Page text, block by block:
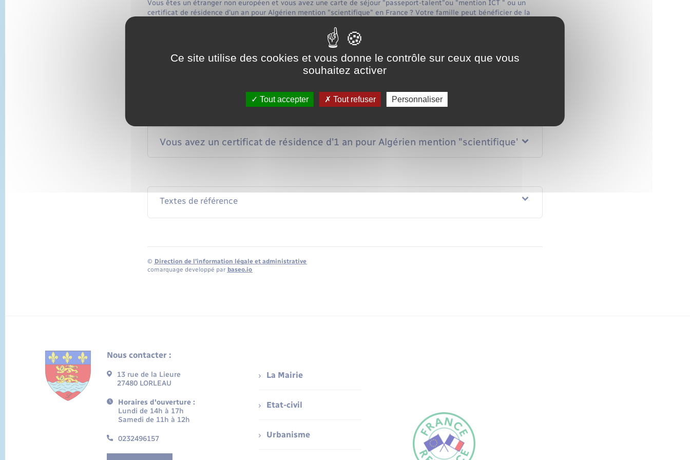
Vous êtes un étranger non européen et vous avez une carte de séjour "passeport-talent"ou "mention ICT " ou un
certificat de résidence d'un an pour Algérien mention "scientifique" en France ? Votre famille peut bénéficier de la
Tout replier Tout déplier
Vous avez un certificat de résidence d'1 an pour Algérien mention "scientifique"
Textes de référence
© Direction de l’information légale et administrative
comarquage developpé par baseo.io
Nous contacter :
13 rue de la Lieure
27480 LORLEAU
Horaires d'ouverture :
Lundi de 14h à 17h
Samedi de 11h à 12h
0232496157
La Mairie
Etat-civil
Urbanisme
Ce site utilise des cookies et vous donne le contrôle sur ceux que vous
souhaitez activer
Tout accepter Tout refuser Personnaliser